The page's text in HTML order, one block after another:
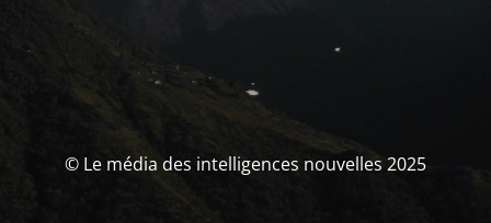
© Le média des intelligences nouvelles 2025